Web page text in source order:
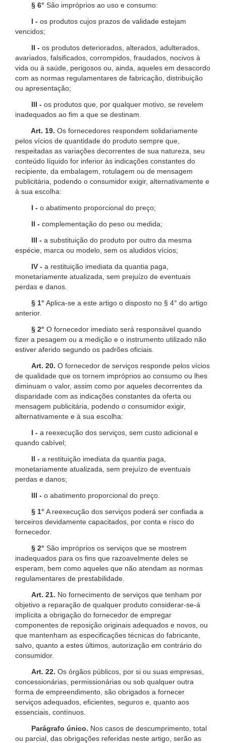
§ 6° São impróprios ao uso e consumo:
I - os produtos cujos prazos de validade estejam
vencidos;
II - os produtos deteriorados, alterados, adulterados,
avariados, falsificados, corrompidos, fraudados, nocivos à
vida ou à saúde, perigosos ou, ainda, aqueles em desacordo
com as normas regulamentares de fabricação, distribuição
ou apresentação;
III - os produtos que, por qualquer motivo, se revelem
inadequados ao fim a que se destinam.
Art. 19. Os fornecedores respondem solidariamente
pelos vícios de quantidade do produto sempre que,
respeitadas as variações decorrentes de sua natureza, seu
conteúdo líquido for inferior às indicações constantes do
recipiente, da embalagem, rotulagem ou de mensagem
publicitária, podendo o consumidor exigir, alternativamente e
à sua escolha:
I - o abatimento proporcional do preço;
II - complementação do peso ou medida;
III - a substituição do produto por outro da mesma
espécie, marca ou modelo, sem os aludidos vícios;
IV - a restituição imediata da quantia paga,
monetariamente atualizada, sem prejuízo de eventuais
perdas e danos.
§ 1° Aplica-se a este artigo o disposto no § 4° do artigo
anterior.
§ 2° O fornecedor imediato será responsável quando
fizer a pesagem ou a medição e o instrumento utilizado não
estiver aferido segundo os padrões oficiais.
Art. 20. O fornecedor de serviços responde pelos vícios
de qualidade que os tornem impróprios ao consumo ou lhes
diminuam o valor, assim como por aqueles decorrentes da
disparidade com as indicações constantes da oferta ou
mensagem publicitária, podendo o consumidor exigir,
alternativamente e à sua escolha:
I - a reexecução dos serviços, sem custo adicional e
quando cabível;
II - a restituição imediata da quantia paga,
monetariamente atualizada, sem prejuízo de eventuais
perdas e danos;
III - o abatimento proporcional do preço.
§ 1° A reexecução dos serviços poderá ser confiada a
terceiros devidamente capacitados, por conta e risco do
fornecedor.
§ 2° São impróprios os serviços que se mostrem
inadequados para os fins que razoavelmente deles se
esperam, bem como aqueles que não atendam as normas
regulamentares de prestabilidade.
Art. 21. No fornecimento de serviços que tenham por
objetivo a reparação de qualquer produto considerar-se-á
implícita a obrigação do fornecedor de empregar
componentes de reposição originais adequados e novos, ou
que mantenham as especificações técnicas do fabricante,
salvo, quanto a estes últimos, autorização em contrário do
consumidor.
Art. 22. Os órgãos públicos, por si ou suas empresas,
concessionárias, permissionárias ou sob qualquer outra
forma de empreendimento, são obrigados a fornecer
serviços adequados, eficientes, seguros e, quanto aos
essenciais, contínuos.
Parágrafo único. Nos casos de descumprimento, total
ou parcial, das obrigações referidas neste artigo, serão as